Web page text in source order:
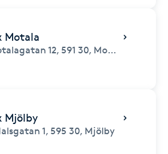
Motala
12, 591 30, Motala
Mjölby
1, 595 30, Mjölby